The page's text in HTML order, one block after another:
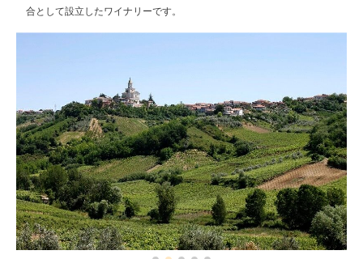
合として設立したワイナリーです。